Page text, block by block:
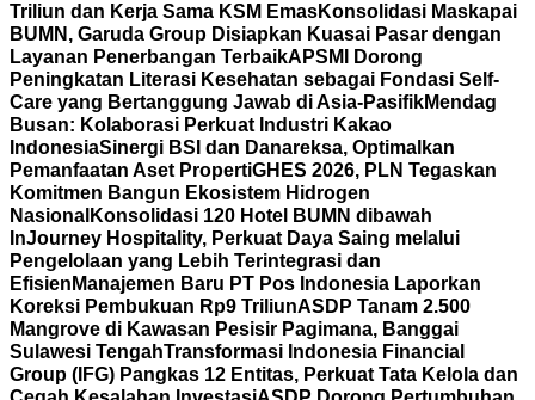
Triliun dan Kerja Sama KSM EmasKonsolidasi Maskapai
BUMN, Garuda Group Disiapkan Kuasai Pasar dengan
Layanan Penerbangan TerbaikAPSMI Dorong
Peningkatan Literasi Kesehatan sebagai Fondasi Self-
Care yang Bertanggung Jawab di Asia-PasifikMendag
Busan: Kolaborasi Perkuat Industri Kakao
IndonesiaSinergi BSI dan Danareksa, Optimalkan
Pemanfaatan Aset PropertiGHES 2026, PLN Tegaskan
Komitmen Bangun Ekosistem Hidrogen
Nasional Konsolidasi 120 Hotel BUMN dibawah
InJourney Hospitality, Perkuat Daya Saing melalui
Pengelolaan yang Lebih Terintegrasi dan
Efisien Manajemen Baru PT Pos Indonesia Laporkan
Koreksi Pembukuan Rp9 TriliunASDP Tanam 2.500
Mangrove di Kawasan Pesisir Pagimana, Banggai
Sulawesi TengahTransformasi Indonesia Financial
Group (IFG) Pangkas 12 Entitas, Perkuat Tata Kelola dan